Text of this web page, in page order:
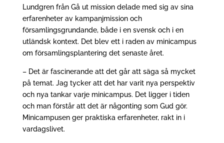
Lundgren från Gå ut mission delade med sig av sina
erfarenheter av kampanjmission och
församlingsgrundande, både i en svensk och i en
utländsk kontext. Det blev ett i raden av minicampus
om församlingsplantering det senaste året.
– Det är fascinerande att det går att säga så mycket
på temat. Jag tycker att det har varit nya perspektiv
och nya tankar varje minicampus. Det ligger i tiden
och man förstår att det är någonting som Gud gör.
Minicampusen ger praktiska erfarenheter, rakt in i
vardagslivet.